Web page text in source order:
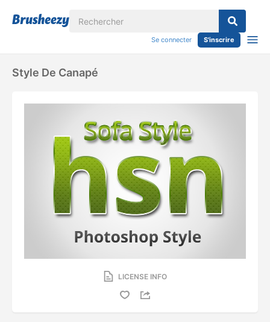
Se connecter S'inscrire
Style De Canapé
LICENSE INFO